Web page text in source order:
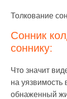
Толкование
Сонник
соннику:
Что значит
на уязвимость
обнаженный